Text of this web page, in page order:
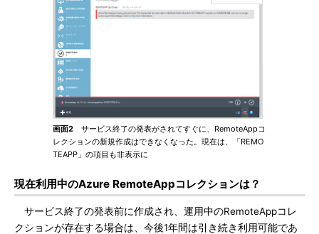
画面2 サービス終了の発表がされてすぐに、RemoteAppコ
レクションの新規作成はできなくなった。現在は、「REMO
TEAPP」の項目も非表示に
現在利用中のAzure RemoteAppコレクションは？
サービス終了の発表前に作成され、運用中のRemoteAppコレ
クションが存在する場合は、今後1年間は引き続き利用可能であ